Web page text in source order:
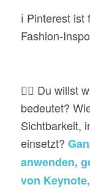
ℹ️ Pinterest
Fashion-
👉🏼 Du willst
bedeutet?
Sichtbarkeit,
einsetzt?
anwenden,
von